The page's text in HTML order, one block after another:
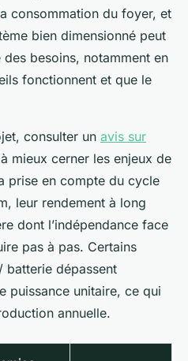
consommation du foyer, et
bien dimensionné peut
besoins, notamment en
fonctionnent et que le
consulter un avis sur
mieux cerner les enjeux de
prise en compte du cycle
leur rendement à long
dont l’indépendance face
pas à pas. Certains
batterie dépassent
puissance unitaire, ce qui
annuelle.